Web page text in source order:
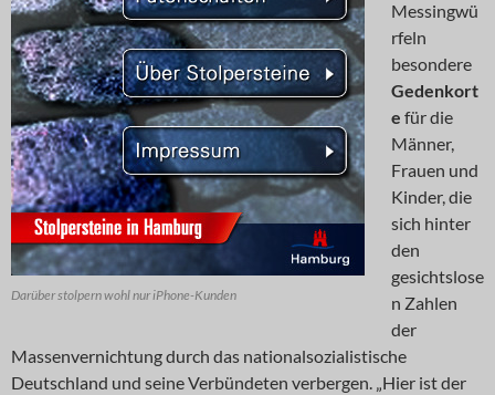
Darüber stolpern wohl nur iPhone-Kunden
Messingwü
rfeln
besondere
Gedenkort
e für die
Männer,
Frauen und
Kinder, die
sich hinter
den
gesichtslose
n Zahlen
der
Massenvernichtung durch das nationalsozialistische
Deutschland und seine Verbündeten verbergen. „Hier ist der